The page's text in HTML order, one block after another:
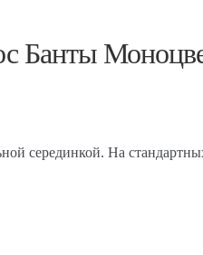
Банты
серединкой. На